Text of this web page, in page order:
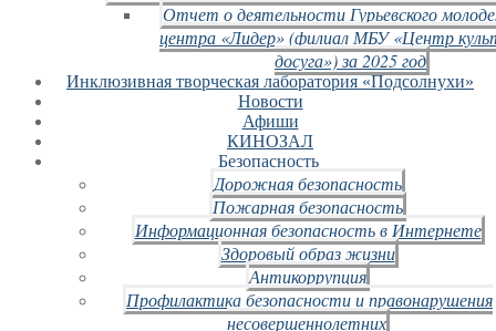
Отчет о деятельности Гурьевского
центра «Лидер» (филиал МБУ «Центр
досуга») за 2025 год
Инклюзивная творческая лаборатория «Подсолнухи»
Новости
Афиши
КИНОЗАЛ
Безопасность
Дорожная безопасность
Пожарная безопасность
Информационная безопасность в Интернете
Здоровый образ жизни
Антикоррупция
Профилактика безопасности и правонарушения
несовершеннолетних